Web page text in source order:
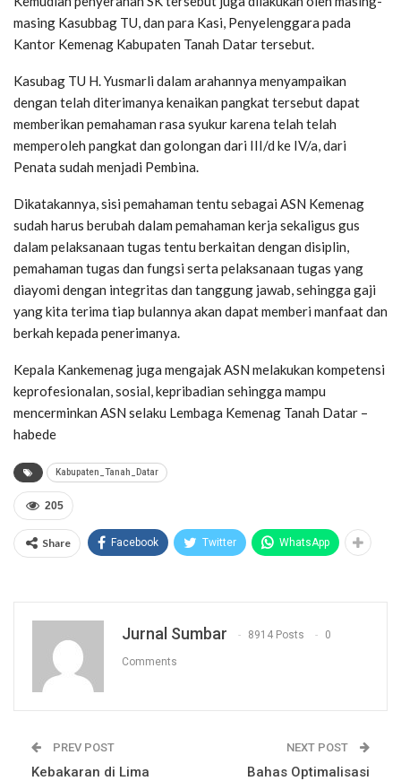
masing Kasubbag TU, dan para Kasi, Penyelenggara pada
Kantor Kemenag Kabupaten Tanah Datar tersebut.
Kasubag TU H. Yusmarli dalam arahannya menyampaikan
dengan telah diterimanya kenaikan pangkat tersebut dapat
memberikan pemahaman rasa syukur karena telah telah
memperoleh pangkat dan golongan dari III/d ke IV/a, dari
Penata sudah menjadi Pembina.
Dikatakannya, sisi pemahaman tentu sebagai ASN Kemenag
sudah harus berubah dalam pemahaman kerja sekaligus gus
dalam pelaksanaan tugas tentu berkaitan dengan disiplin,
pemahaman tugas dan fungsi serta pelaksanaan tugas yang
diayomi dengan integritas dan tanggung jawab, sehingga gaji
yang kita terima tiap bulannya akan dapat memberi manfaat dan
berkah kepada penerimanya.
Kepala Kankemenag juga mengajak ASN melakukan kompetensi
keprofesionalan, sosial, kepribadian sehingga mampu
mencerminkan ASN selaku Lembaga Kemenag Tanah Datar –
habede
Kabupaten_Tanah_Datar
205
Share Facebook Twitter WhatsApp
Jurnal Sumbar 8914 Posts 0
Comments
PREV POST
Kebakaran di Lima
NEXT POST
Bahas Optimalisasi